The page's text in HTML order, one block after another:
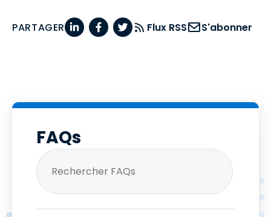
PARTAGER Flux RSS S'abonner
FAQs